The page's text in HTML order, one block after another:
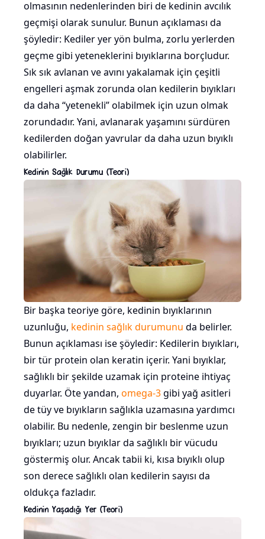
olmasının nedenlerinden biri de kedinin avcılık
geçmişi olarak sunulur. Bunun açıklaması da
şöyledir: Kediler yer yön bulma, zorlu yerlerden
geçme gibi yeteneklerini bıyıklarına borçludur.
Sık sık avlanan ve avını yakalamak için çeşitli
engelleri aşmak zorunda olan kedilerin bıyıkları
da daha “yetenekli” olabilmek için uzun olmak
zorundadır. Yani, avlanarak yaşamını sürdüren
kedilerden doğan yavrular da daha uzun bıyıklı
olabilirler.
Kedinin Sağlık Durumu (Teori)
Bir başka teoriye göre, kedinin bıyıklarının
uzunluğu, kedinin sağlık durumunu da belirler.
Bunun açıklaması ise şöyledir: Kedilerin bıyıkları,
bir tür protein olan keratin içerir. Yani bıyıklar,
sağlıklı bir şekilde uzamak için proteine ihtiyaç
duyarlar. Öte yandan, omega-3gibi yağ asitleri
de tüy ve bıyıkların sağlıkla uzamasına yardımcı
olabilir. Bu nedenle, zengin bir beslenme uzun
bıyıkları; uzun bıyıklar da sağlıklı bir vücudu
göstermiş olur. Ancak tabii ki, kısa bıyıklı olup
son derece sağlıklı olan kedilerin sayısı da
oldukça fazladır.
Kedinin Yaşadığı Yer (Teori)